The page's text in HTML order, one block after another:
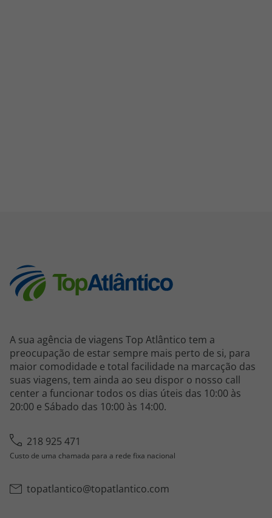
A sua agência de viagens Top Atlântico tem a
preocupação de estar sempre mais perto de si, para
maior comodidade e total facilidade na marcação das
suas viagens, tem ainda ao seu dispor o nosso call
center a funcionar todos os dias úteis das 10:00 às
20:00 e Sábado das 10:00 às 14:00.
218 925 471
Custo de uma chamada para a rede fixa nacional
topatlantico@topatlantico.com